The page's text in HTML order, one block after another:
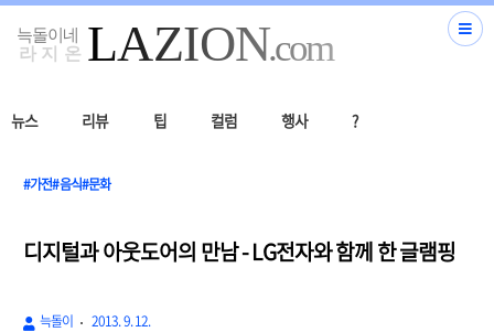
뉴스 리뷰 팁 컬럼 행사 ?
#가전#음식#문화
디지털과 아웃도어의 만남 - LG전자와 함께 한 글램핑
늑돌이 2013. 9. 12.